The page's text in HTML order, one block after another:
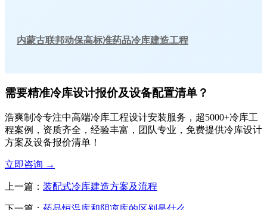
内蒙古联邦动保高标准药品冷库建造工程
需要精准冷库设计报价及设备配置清单？
浩爽制冷专注中高端冷库工程设计安装服务，超5000+冷库工
程案例，资质齐全，经验丰富，团队专业，免费提供冷库设计
方案及设备报价清单！
立即咨询 →
上一篇： 装配式冷库建造方案及流程